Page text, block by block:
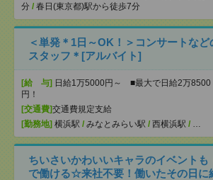
分 / 春日(東京都)駅から徒歩7分
＜単発＊1日～OK！＞コンサートな
スタッフ＊[アルバイト]
[給 与] 日給1万5000円～ ■最大で日給2万8500
円！
[交通費]交通費規定支給
[勤務地] 横浜駅 / みなとみらい駅 / 西横浜駅 / …
ちいさいかわいいキャラのイベントも
で働ける☆来社不要！働いたその日に